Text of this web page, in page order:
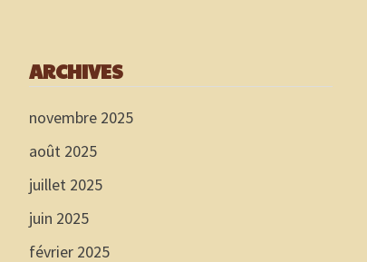
ARCHIVES
novembre 2025
août 2025
juillet 2025
juin 2025
février 2025